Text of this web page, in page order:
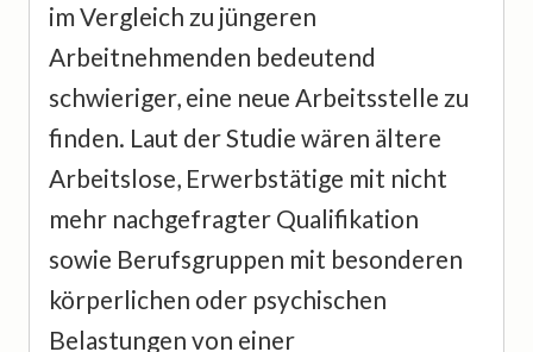
im Vergleich zu jüngeren
Arbeitnehmenden bedeutend
schwieriger, eine neue Arbeitsstelle zu
finden. Laut der Studie wären ältere
Arbeitslose, Erwerbstätige mit nicht
mehr nachgefragter Qualifikation
sowie Berufsgruppen mit besonderen
körperlichen oder psychischen
Belastungen von einer